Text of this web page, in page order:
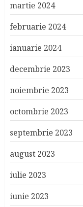
martie 2024
februarie 2024
ianuarie 2024
decembrie 2023
noiembrie 2023
octombrie 2023
septembrie 2023
august 2023
iulie 2023
iunie 2023